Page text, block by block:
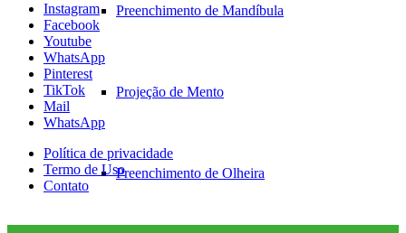
Preenchimento de Mandíbula
Projeção de Mento
Preenchimento de Olheira
Instagram
Facebook
Youtube
WhatsApp
Pinterest
TikTok
Mail
WhatsApp
Política de privacidade
Termo de Uso
Contato